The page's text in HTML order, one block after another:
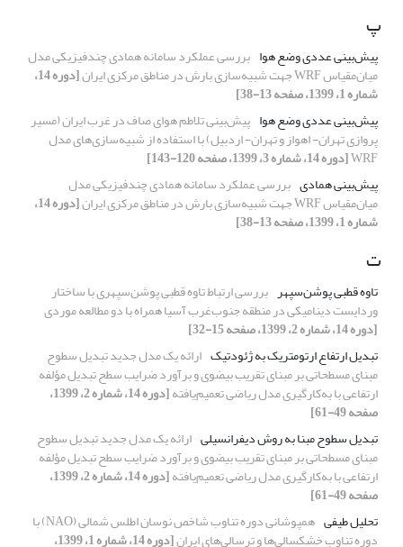
پ
پیش‌بینی عددی وضع هوا بررسی عملکرد سامانه همادی چند‌فیزیکی مدل
میان‌مقیاس WRF جهت شبیه‌سازی بارش در مناطق مرکزی ایران [دوره 14،
شماره 1، 1399، صفحه 13-38]
پیش‌بینی عددی وضع هوا پیش‌بینی تلاطم هوای صاف در غرب ایران (مسیر
پروازی تهران-‌ اهواز و تهران- اردبیل) با استفاده از شبیه‌سازی‌های مدل
WRF[دوره 14، شماره 3، 1399، صفحه 120-143]
پیش‌بینی همادی بررسی عملکرد سامانه همادی چند‌فیزیکی مدل
میان‌مقیاس WRF جهت شبیه‌سازی بارش در مناطق مرکزی ایران [دوره 14،
شماره 1، 1399، صفحه 13-38]
ت
تاوه قطبی پوشن‌سپهر بررسی ارتباط تاوه قطبی پوشن‌سپهری با ساختار
وردایست دینامیکی در منطقه جنوب‌غرب آسیا همراه با دو مطالعه موردی
[دوره 14، شماره 2، 1399، صفحه 15-32]
تبدیل ارتفاع ارتومتریک به ژئودتیک ارائه یک مدل جدید تبدیل سطوح
مبنای مسطحاتی بر مبنای تقریب بیضوی و برآورد ضرایب سطح تبدیل مؤلفه
ارتفاعی با به‌کارگیری مدل ریاضی تعمیم‌یافته [دوره 14، شماره 2، 1399،
صفحه 49-61]
تبدیل سطوح مبنا به روش دیفرانسیلی ارائه یک مدل جدید تبدیل سطوح
مبنای مسطحاتی بر مبنای تقریب بیضوی و برآورد ضرایب سطح تبدیل مؤلفه
ارتفاعی با به‌کارگیری مدل ریاضی تعمیم‌یافته [دوره 14، شماره 2، 1399،
صفحه 49-61]
تحلیل طیفی
همپوشانی دوره تناوب شاخص نوسان اطلس شمالی (NAO) با
دوره تناوب خشکسالی‌ها و ترسالی‌های ایران [دوره 14، شماره 1، 1399،